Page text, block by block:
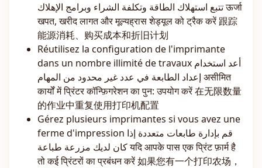
تتبع استهلاك الطاقة وتكلفة الشراء وبرامج الإهلاك ऊर्जा
खपत, खरीद लागत और मूल्यह्रास शेड्यूल को ट्रैक करें 跟踪
能源消耗、购买成本和折旧计划
Réutilisez la configuration de l'imprimante
dans un nombre illimité de travaux أعد استخدام
إعداد الطابعة في عدد غير محدود من المهام असीमित
कार्यों में प्रिंटर कॉन्फ़िगरेशन का पुन: उपयोग करें 在无限数量
的作业中重复使用打印机配置
Gérez plusieurs imprimantes si vous avez une
ferme d'impression قم بإدارة طابعات متعددة إذا
كان لديك مزرعة طباعة यदि आपके पास एक प्रिंट फ़ार्म है
तो कई प्रिंटरों का प्रबंधन करें 如果您有一个打印农场，